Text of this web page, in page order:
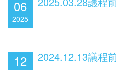
06
2025
12